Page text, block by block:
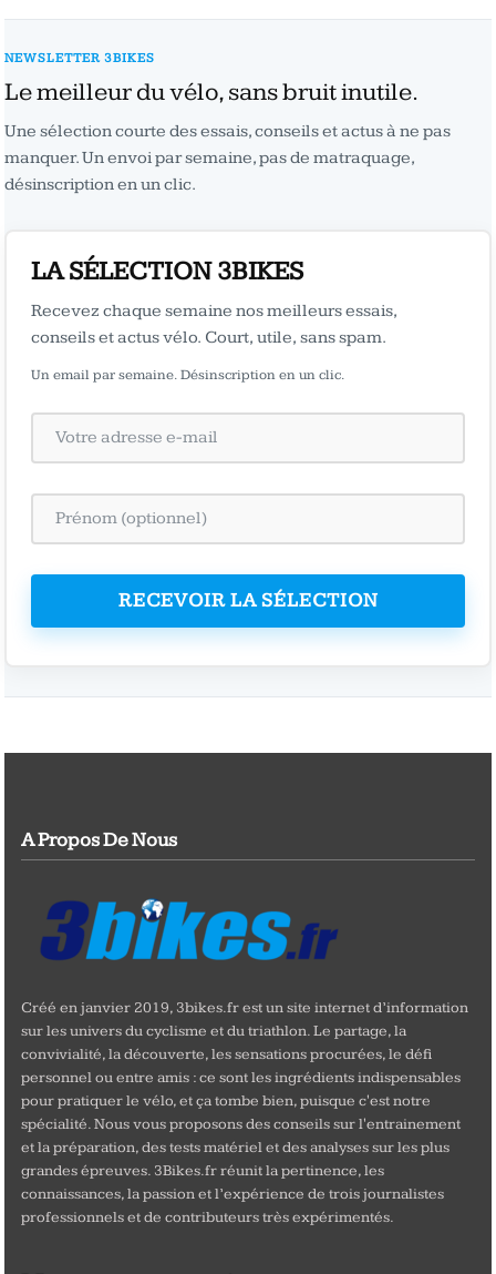
NEWSLETTER 3BIKES
Le meilleur du vélo, sans bruit inutile.
Une sélection courte des essais, conseils et actus à ne pas
manquer. Un envoi par semaine, pas de matraquage,
désinscription en un clic.
LA SÉLECTION 3BIKES
Recevez chaque semaine nos meilleurs essais,
conseils et actus vélo. Court, utile, sans spam.
Un email par semaine. Désinscription en un clic.
RECEVOIR LA SÉLECTION
A Propos De Nous
Créé en janvier 2019, 3bikes.fr est un site internet d’information
sur les univers du cyclisme et du triathlon. Le partage, la
convivialité, la découverte, les sensations procurées, le défi
personnel ou entre amis : ce sont les ingrédients indispensables
pour pratiquer le vélo, et ça tombe bien, puisque c'est notre
spécialité. Nous vous proposons des conseils sur l'entrainement
et la préparation, des tests matériel et des analyses sur les plus
grandes épreuves. 3Bikes.fr réunit la pertinence, les
connaissances, la passion et l’expérience de trois journalistes
professionnels et de contributeurs très expérimentés.